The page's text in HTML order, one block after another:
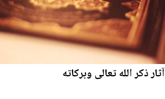
آثار ذكر الله تعالى وبركاته